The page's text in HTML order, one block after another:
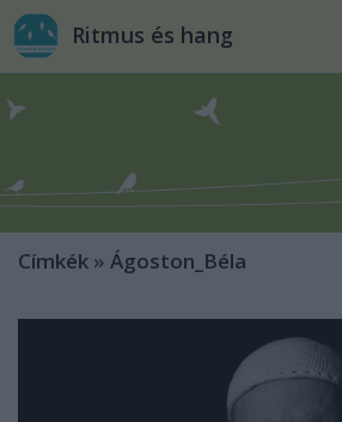
Ritmus és hang
Címkék » Ágoston_Béla